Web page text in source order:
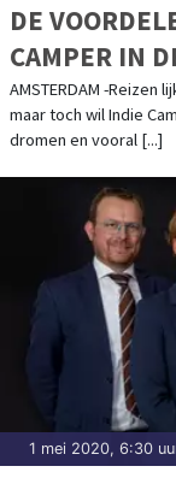
DE
CAMPER IN
AMSTERDAM -
maar toch wil Indie
dromen en vooral [...]
1 mei 2020, 6:30